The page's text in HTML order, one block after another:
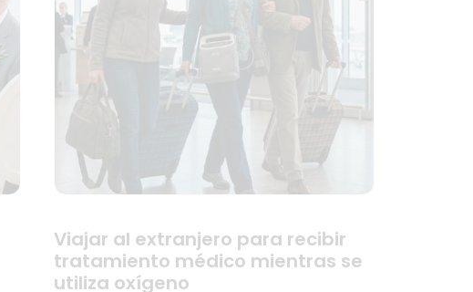
Viajar al extranjero para recibir
tratamiento médico mientras se
utiliza oxígeno